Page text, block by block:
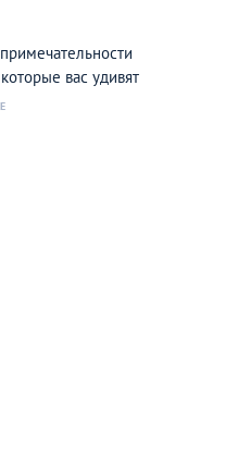
вас удивят